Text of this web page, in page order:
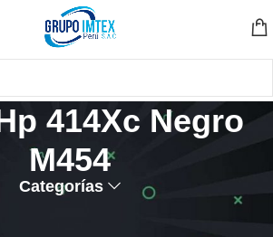
414Xc Negro
M454
Categorías
“Toner Hp 414Xc Negro M454”